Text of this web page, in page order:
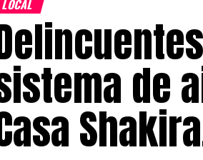
LOCAL
de